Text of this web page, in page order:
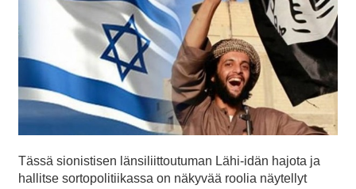
Tässä sionistisen länsiliittoutuman Lähi-idän hajota ja
hallitse sortopolitiikassa on näkyvää roolia näytellyt